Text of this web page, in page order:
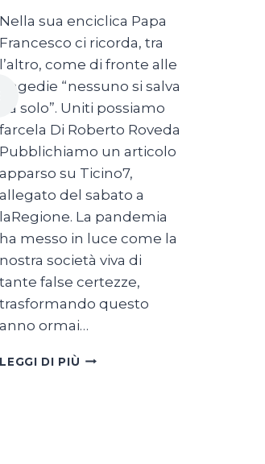
Nella sua enciclica Papa
Francesco ci ricorda, tra
l’altro, come di fronte alle
tragedie “nessuno si salva
da solo”. Uniti possiamo
farcela Di Roberto Roveda
Pubblichiamo un articolo
apparso su Ticino7,
allegato del sabato a
laRegione. La pandemia
ha messo in luce come la
nostra società viva di
tante false certezze,
trasformando questo
anno ormai…
LEGGI DI PIÙ LA